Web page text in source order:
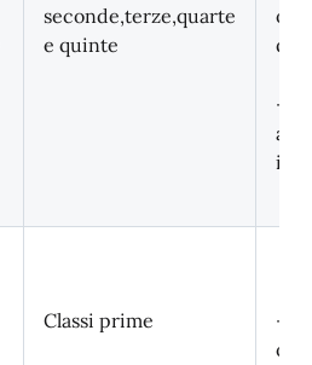
seconde,terze,quarte
e quinte
–
Classi prime
–